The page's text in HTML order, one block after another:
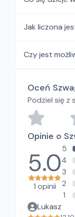
Jak liczona
Czy jest
Oceń
Podziel się z
Opinie o
5.0
1 opinii
5
4
3
2
1
Lukasz